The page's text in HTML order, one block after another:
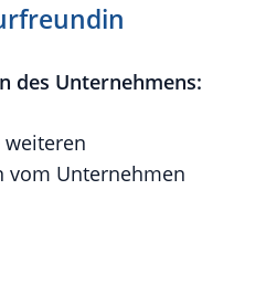
des Unternehmens:
Unternehmen